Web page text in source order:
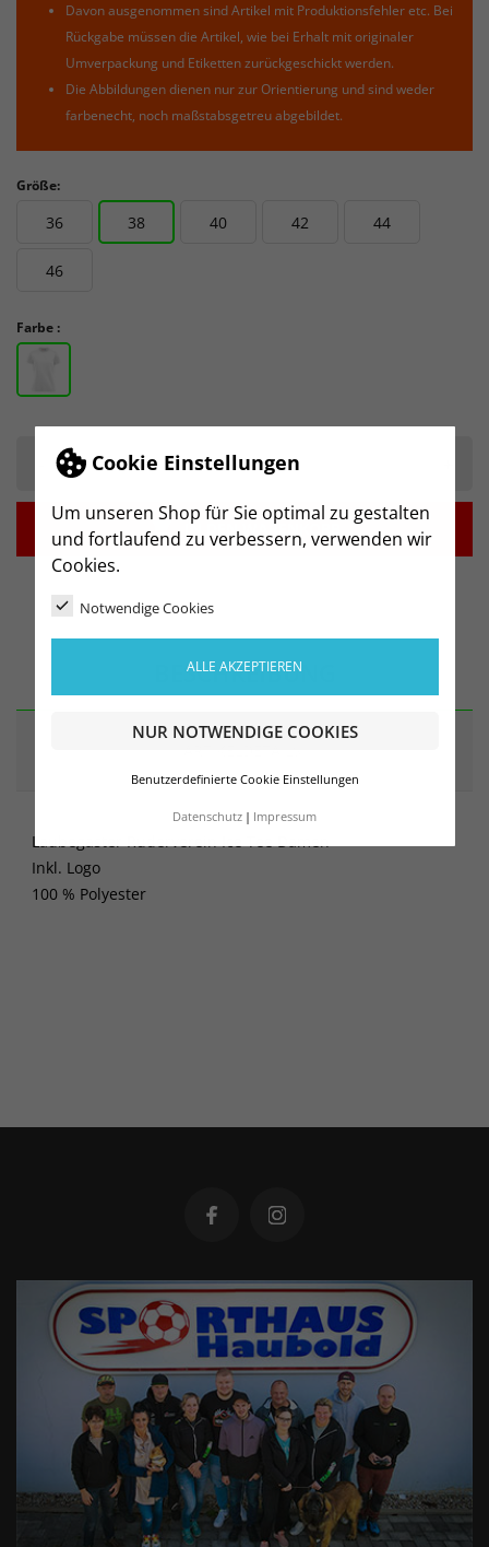
Cookie Einstellungen
Um unseren Shop für Sie optimal zu gestalten
und fortlaufend zu verbessern, verwenden wir
Cookies.
Notwendige Cookies
ALLE AKZEPTIEREN
NUR NOTWENDIGE COOKIES
Benutzerdefinierte Cookie Einstellungen
Datenschutz Impressum
Davon ausgenommen sind Artikel mit Produktionsfehler etc. Bei
Rückgabe müssen die Artikel, wie bei Erhalt mit originaler
Umverpackung und Etiketten zurückgeschickt werden.
Die Abbildungen dienen nur zur Orientierung und sind weder
farbenecht, noch maßstabsgetreu abgebildet.
Größe:
36 38 40 42 44
46
Farbe :
 IN DEN WARENKORB
BESCHREIBUNG
Laubegaster Ruderverein Ice Tee Damen
Inkl. Logo
100 % Polyester